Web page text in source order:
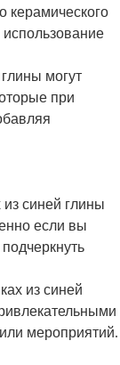
керамического
могут
при
синей глины
если вы
из синей
мероприятий.